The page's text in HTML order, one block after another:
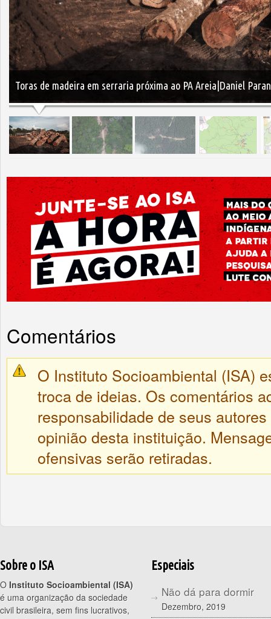
Toras de madeira em serraria próxima ao PA Areia|Daniel
Comentários
O Instituto Socioambiental (ISA)
troca de ideias. Os comentários
responsabilidade de seus
opinião desta instituição.
ofensivas serão retiradas.
Sobre o ISA
O Instituto Socioambiental (ISA)
é uma organização da sociedade
civil brasileira, sem fins lucrativos,
Especiais
Não dá para dormir
Dezembro, 2019